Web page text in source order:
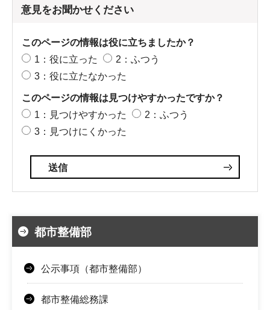
意見をお聞かせください
このページの情報は役に立ちましたか？
1：役に立った
2：ふつう
3：役に立たなかった
このページの情報は見つけやすかったですか？
1：見つけやすかった
2：ふつう
3：見つけにくかった
都市整備部
公示事項（都市整備部）
都市整備総務課